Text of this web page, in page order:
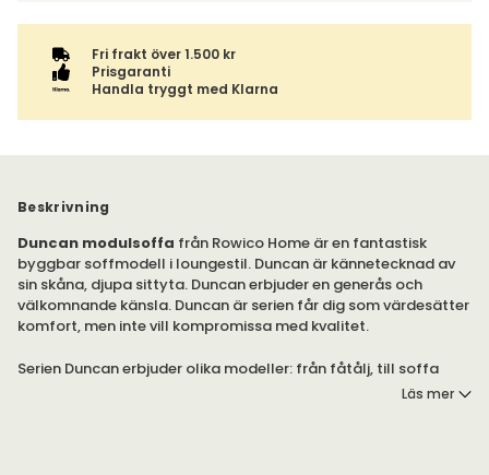
Fri frakt över 1.500 kr
Prisgaranti
Handla tryggt med Klarna
Beskrivning
Duncan modulsoffa från Rowico Home är en fantastisk
byggbar soffmodell i loungestil. Duncan är kännetecknad av
sin skåna, djupa sittyta. Duncan erbjuder en generås och
välkomnande känsla. Duncan är serien får dig som värdesätter
komfort, men inte vill kompromissa med kvalitet.
Serien Duncan erbjuder olika modeller: från fåtålj, till soffa
med schäslong. Designa din egen Duncan loungesoffa med
Läs mer